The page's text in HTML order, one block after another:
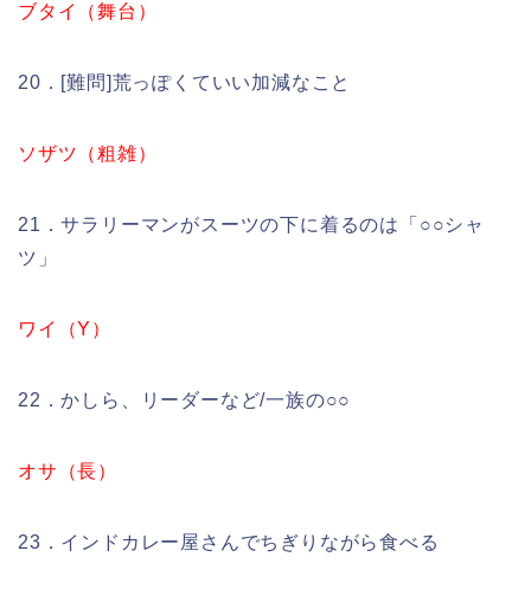
ブタイ（舞台）
20．[難問]荒っぽくていい加減なこと
ソザツ（粗雑）
21．サラリーマンがスーツの下に着るのは「○○シャ
ツ」
ワイ（Y）
22．かしら、リーダーなど/一族の○○
オサ（長）
23．インドカレー屋さんでちぎりながら食べる